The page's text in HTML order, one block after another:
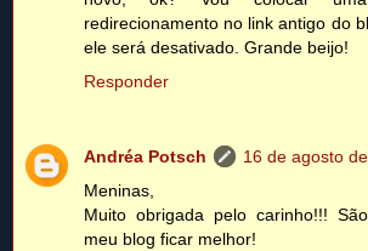
redirecionamento no link antigo do
ele será desativado. Grande beijo!
Responder
Andréa Potsch
16 de agosto
Meninas,
Muito obrigada pelo carinho!!!
meu blog ficar melhor!